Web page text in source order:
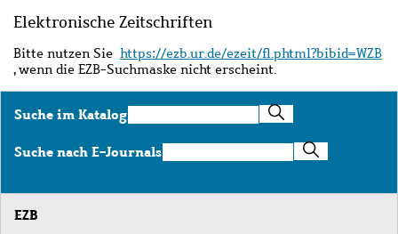
Elektronische Zeitschriften
Bitte nutzen Sie https://ezb.ur.de/ezeit/fl.phtml?bibid=WZB
, wenn die EZB-Suchmaske nicht erscheint.
Suche im KatalogSuche
im
Katalog
Suche nach E-JournalsSuche
nach
Journals
EZB